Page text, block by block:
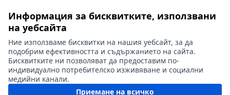
Информация за бисквитките, използвани
на уебсайта
Ние използваме бисквитки на нашия уебсайт, за да
подобрим ефективността и съдържанието на сайта.
Бисквитките ни позволяват да предоставим по-
индивидуално потребителско изживяване и социални
медийни канали.
Приемане на всичко
Общи условия
Информация за глухи и сляпо-глухи лица
Настройки на бисквитките
Лиценз
(Външна